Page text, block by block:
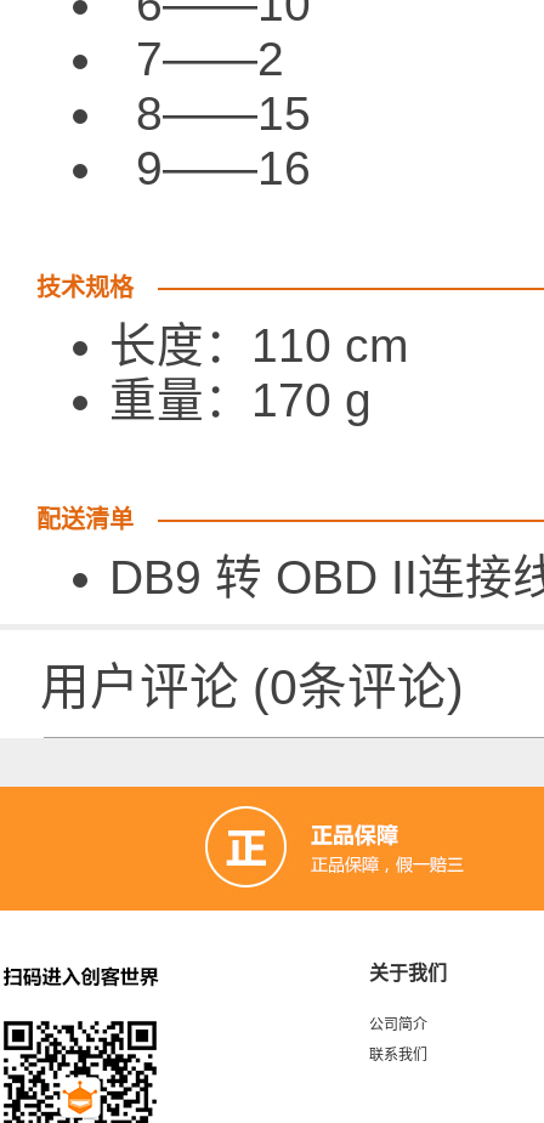
7——2
8——15
9——16
技术规格
长度：110 cm
重量：170 g
配送清单
DB9 转 OBD II连
用户评论 (0条评论)
关于我们
公司简介
联系我们